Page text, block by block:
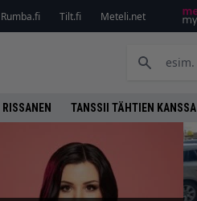
Rumba.fi Tilt.fi Meteli.net
TANSSII TÄHTIEN KANSSA